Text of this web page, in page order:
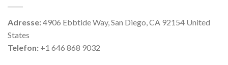
Adresse:4906 Ebbtide Way, San Diego, CA 92154 United
States
Telefon: +1 646 868 9032